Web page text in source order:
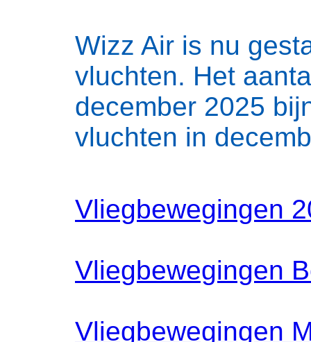
Wizz Air is nu
vluchten. Het
december 2025
vluchten in
Vliegbewegingen
Vliegbewegingen
Vliegbewegingen